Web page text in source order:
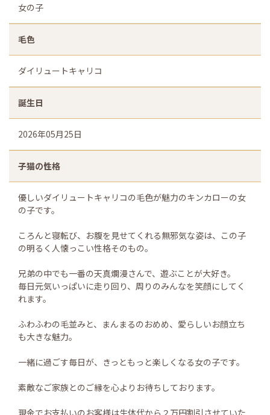
女の子
毛色
ダイリュートキャリコ
誕生日
2026年05月25日
子猫の性格
優しいダイリュートキャリコの毛色が魅力のキンカローの女
の子です。
ころんと寝転び、お腹を見せてくれる無邪気な姿は、この子
の明るく人懐っこい性格そのもの。
兄弟の中でも一番の天真爛漫さんで、遊ぶことが大好き。
毎日元気いっぱいに走り回り、周りのみんなを笑顔にしてく
れます。
ふわふわの毛並みと、まんまるのおめめ、愛らしいお顔立ち
も大きな魅力。
一緒に過ごす毎日が、きっともっと楽しくなる女の子です。
素敵なご家族とのご縁を心よりお待ちしております。
現金でお支払いのお客様は生体代から２万円割引させていた